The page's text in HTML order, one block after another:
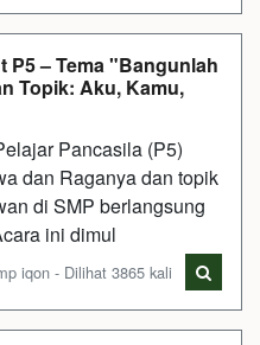
P5 – Tema "Bangunlah
Topik: Aku, Kamu,
Pancasila (P5)
dan Raganya dan topik
di SMP berlangsung
ini dimul
iqon - Dilihat 3865 kali